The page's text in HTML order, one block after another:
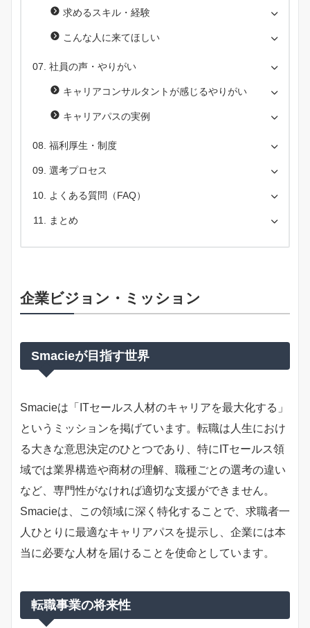
求めるスキル・経験
こんな人に来てほしい
社員の声・やりがい
キャリアコンサルタントが感じるやりがい
キャリアパスの実例
福利厚生・制度
選考プロセス
よくある質問（FAQ）
まとめ
企業ビジョン・ミッション
Smacieが目指す世界
Smacieは「ITセールス人材のキャリアを最大化する」
というミッションを掲げています。転職は人生におけ
る大きな意思決定のひとつであり、特にITセールス領
域では業界構造や商材の理解、職種ごとの選考の違い
など、専門性がなければ適切な支援ができません。
Smacieは、この領域に深く特化することで、求職者一
人ひとりに最適なキャリアパスを提示し、企業には本
当に必要な人材を届けることを使命としています。
転職事業の将来性